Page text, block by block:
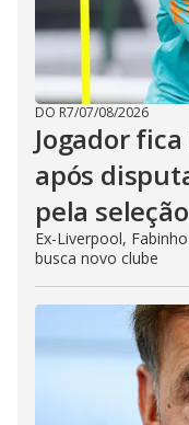
DO R7/07/08/2026
Jogador
após
pela
Ex-Liverpool,
busca novo clube